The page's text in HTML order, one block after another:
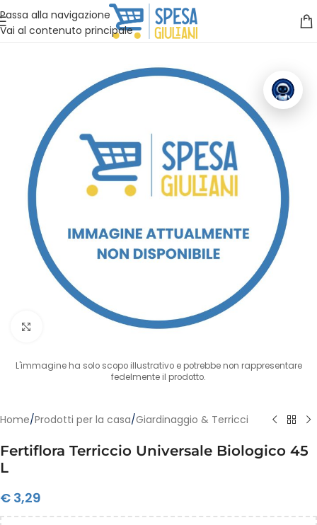
Passa alla navigazione
Vai al contenuto principale
Vuoi assistenza?Clicca qui e ti richiamiamo noi
Clicca per ingrandire
L'immagine ha solo scopo illustrativo e potrebbe non rappresentare
fedelmente il prodotto.
Home/Prodotti per la casa/Giardinaggio & Terricci
Fertiflora Terriccio Universale Biologico 45
L
€ 3,29